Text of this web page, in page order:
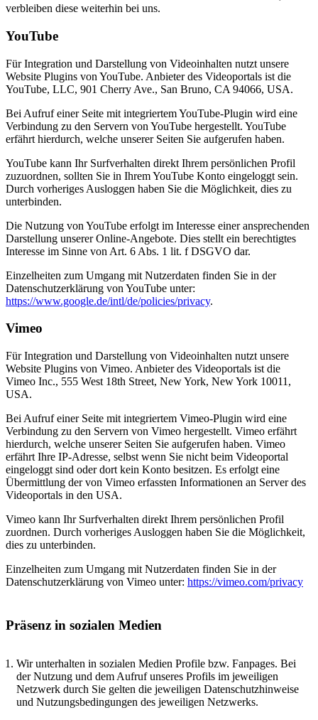
verbleiben diese weiterhin bei uns.
YouTube
Für Integration und Darstellung von Videoinhalten nutzt unsere
Website Plugins von YouTube. Anbieter des Videoportals ist die
YouTube, LLC, 901 Cherry Ave., San Bruno, CA 94066, USA.
Bei Aufruf einer Seite mit integriertem YouTube-Plugin wird eine
Verbindung zu den Servern von YouTube hergestellt. YouTube
erfährt hierdurch, welche unserer Seiten Sie aufgerufen haben.
YouTube kann Ihr Surfverhalten direkt Ihrem persönlichen Profil
zuzuordnen, sollten Sie in Ihrem YouTube Konto eingeloggt sein.
Durch vorheriges Ausloggen haben Sie die Möglichkeit, dies zu
unterbinden.
Die Nutzung von YouTube erfolgt im Interesse einer ansprechenden
Darstellung unserer Online-Angebote. Dies stellt ein berechtigtes
Interesse im Sinne von Art. 6 Abs. 1 lit. f DSGVO dar.
Einzelheiten zum Umgang mit Nutzerdaten finden Sie in der
Datenschutzerklärung von YouTube unter:
https://www.google.de/intl/de/policies/privacy.
Vimeo
Für Integration und Darstellung von Videoinhalten nutzt unsere
Website Plugins von Vimeo. Anbieter des Videoportals ist die
Vimeo Inc., 555 West 18th Street, New York, New York 10011,
USA.
Bei Aufruf einer Seite mit integriertem Vimeo-Plugin wird eine
Verbindung zu den Servern von Vimeo hergestellt. Vimeo erfährt
hierdurch, welche unserer Seiten Sie aufgerufen haben. Vimeo
erfährt Ihre IP-Adresse, selbst wenn Sie nicht beim Videoportal
eingeloggt sind oder dort kein Konto besitzen. Es erfolgt eine
Übermittlung der von Vimeo erfassten Informationen an Server des
Videoportals in den USA.
Vimeo kann Ihr Surfverhalten direkt Ihrem persönlichen Profil
zuordnen. Durch vorheriges Ausloggen haben Sie die Möglichkeit,
dies zu unterbinden.
Einzelheiten zum Umgang mit Nutzerdaten finden Sie in der
Datenschutzerklärung von Vimeo unter: https://vimeo.com/privacy
Präsenz in sozialen Medien
Wir unterhalten in sozialen Medien Profile bzw. Fanpages. Bei
der Nutzung und dem Aufruf unseres Profils im jeweiligen
Netzwerk durch Sie gelten die jeweiligen Datenschutzhinweise
und Nutzungsbedingungen des jeweiligen Netzwerks.